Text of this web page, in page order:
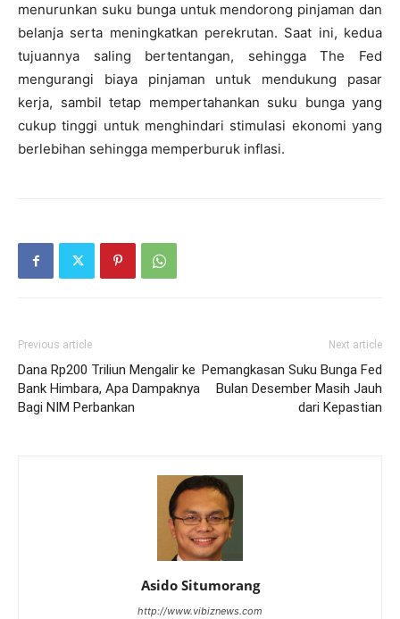
menurunkan suku bunga untuk mendorong pinjaman dan
belanja serta meningkatkan perekrutan. Saat ini, kedua
tujuannya saling bertentangan, sehingga The Fed
mengurangi biaya pinjaman untuk mendukung pasar
kerja, sambil tetap mempertahankan suku bunga yang
cukup tinggi untuk menghindari stimulasi ekonomi yang
berlebihan sehingga memperburuk inflasi.
Previous article
Dana Rp200 Triliun Mengalir ke
Bank Himbara, Apa Dampaknya
Bagi NIM Perbankan
Next article
Pemangkasan Suku Bunga Fed
Bulan Desember Masih Jauh
dari Kepastian
Asido Situmorang
http://www.vibiznews.com